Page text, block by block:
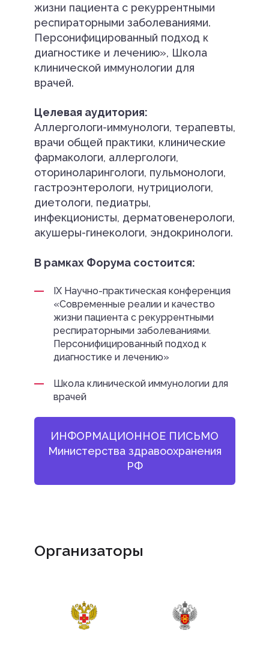
жизни пациента с рекуррентными
респираторными заболеваниями.
Персонифицированный подход к
диагностике и лечению», Школа
клинической иммунологии для
врачей.
Целевая аудитория:
Аллергологи-иммунологи, терапевты,
врачи общей практики, клинические
фармакологи, аллергологи,
оториноларингологи, пульмонологи,
гастроэнтерологи, нутрициологи,
диетологи, педиатры,
инфекционисты, дерматовенерологи,
акушеры-гинекологи, эндокринологи.
В рамках Форума состоится:
IX Научно-практическая конференция
«Современные реалии и качество
жизни пациента с рекуррентными
респираторными заболеваниями.
Персонифицированный подход к
диагностике и лечению»
Школа клинической иммунологии для
врачей
ИНФОРМАЦИОННОЕ ПИСЬМО
Министерства здравоохранения
РФ
Организаторы